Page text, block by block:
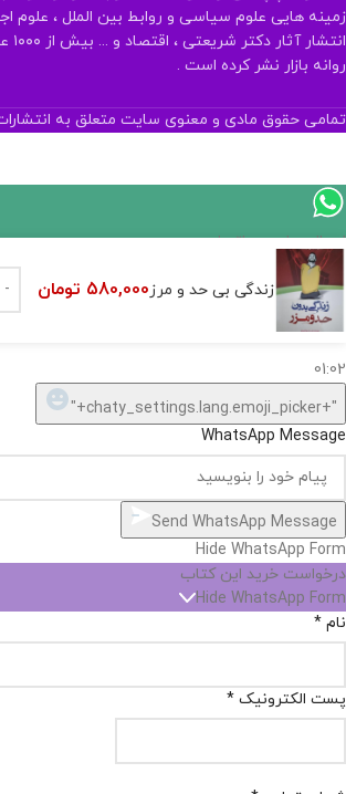
زمینه هایی علوم سیاسی و روابط بین الملل ، علوم
روانه بازار نشر کرده است .
تمامی حقوق مادی و معنوی سایت متعلق به
زندگی‌ بی حد و مرز 580,000 تومان
ارسال پیام در واتساپ
کارشناس فروش
سلام, چطور میتونم کمکتون کنم؟
01:02
"+chaty_settings.lang.emoji_picker+"
WhatsApp Message
Send WhatsApp Message
Hide WhatsApp Form
درخواست خرید این کتاب
Hide WhatsApp Form
نام *
پست الکترونیک *